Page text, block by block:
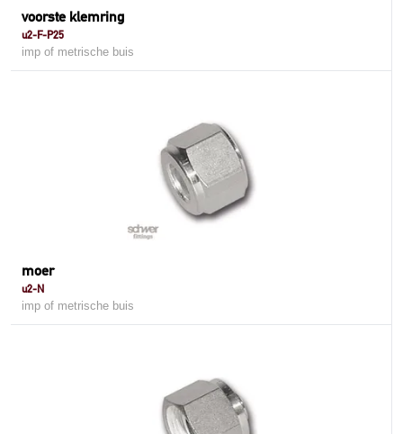
voorste klemring
u2-F-P25
imp of metrische buis
moer
u2-N
imp of metrische buis